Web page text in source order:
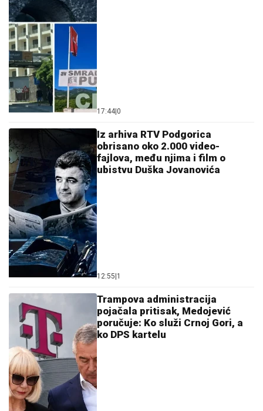
17:44 0
Iz arhiva RTV Podgorica
obrisano oko 2.000 video-
fajlova, među njima i film o
ubistvu Duška Jovanovića
12:55 1
Trampova administracija
pojačala pritisak, Medojević
poručuje: Ko služi Crnoj Gori, a
ko DPS kartelu